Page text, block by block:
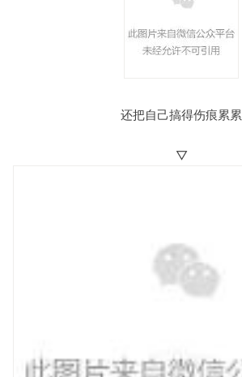
还把自己搞得伤痕累累
▽